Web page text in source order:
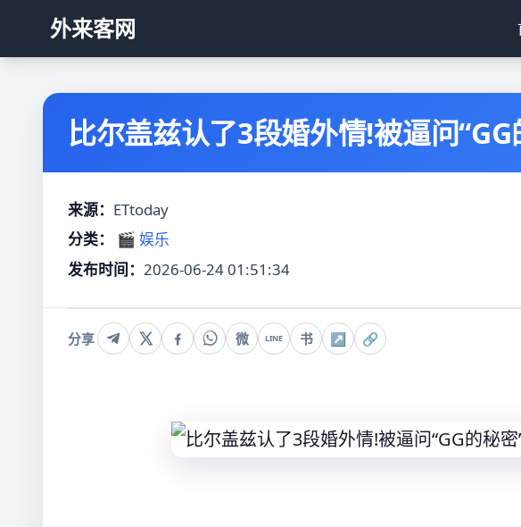
外来客网
比尔盖兹认了3段婚外情!被逼问“GG
来源： ETtoday
分类：
🎬 娱乐
发布时间： 2026-06-24 01:51:34
分享 微 LINE 书 ↗ 🔗